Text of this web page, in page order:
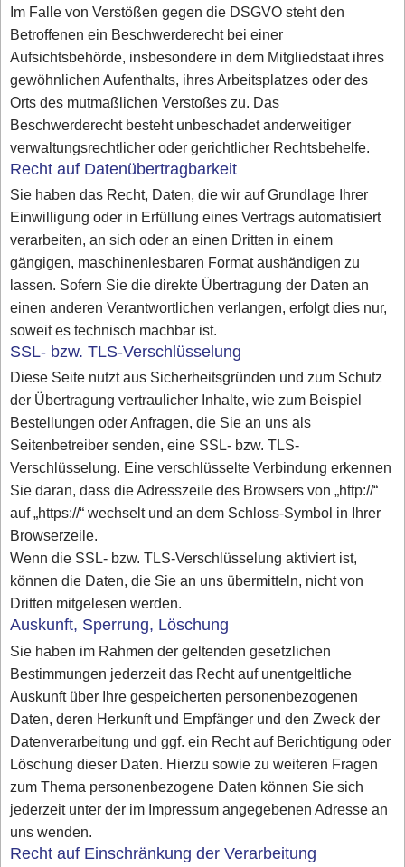
Im Falle von Verstößen gegen die DSGVO steht den
Betroffenen ein Beschwerderecht bei einer
Aufsichtsbehörde, insbesondere in dem Mitgliedstaat ihres
gewöhnlichen Aufenthalts, ihres Arbeitsplatzes oder des
Orts des mutmaßlichen Verstoßes zu. Das
Beschwerderecht besteht unbeschadet anderweitiger
verwaltungsrechtlicher oder gerichtlicher Rechtsbehelfe.
Recht auf Datenübertragbarkeit
Sie haben das Recht, Daten, die wir auf Grundlage Ihrer
Einwilligung oder in Erfüllung eines Vertrags automatisiert
verarbeiten, an sich oder an einen Dritten in einem
gängigen, maschinenlesbaren Format aushändigen zu
lassen. Sofern Sie die direkte Übertragung der Daten an
einen anderen Verantwortlichen verlangen, erfolgt dies nur,
soweit es technisch machbar ist.
SSL- bzw. TLS-Verschlüsselung
Diese Seite nutzt aus Sicherheitsgründen und zum Schutz
der Übertragung vertraulicher Inhalte, wie zum Beispiel
Bestellungen oder Anfragen, die Sie an uns als
Seitenbetreiber senden, eine SSL- bzw. TLS-
Verschlüsselung. Eine verschlüsselte Verbindung erkennen
Sie daran, dass die Adresszeile des Browsers von „http://“
auf „https://“ wechselt und an dem Schloss-Symbol in Ihrer
Browserzeile.
Wenn die SSL- bzw. TLS-Verschlüsselung aktiviert ist,
können die Daten, die Sie an uns übermitteln, nicht von
Dritten mitgelesen werden.
Auskunft, Sperrung, Löschung
Sie haben im Rahmen der geltenden gesetzlichen
Bestimmungen jederzeit das Recht auf unentgeltliche
Auskunft über Ihre gespeicherten personenbezogenen
Daten, deren Herkunft und Empfänger und den Zweck der
Datenverarbeitung und ggf. ein Recht auf Berichtigung oder
Löschung dieser Daten. Hierzu sowie zu weiteren Fragen
zum Thema personenbezogene Daten können Sie sich
jederzeit unter der im Impressum angegebenen Adresse an
uns wenden.
Recht auf Einschränkung der Verarbeitung